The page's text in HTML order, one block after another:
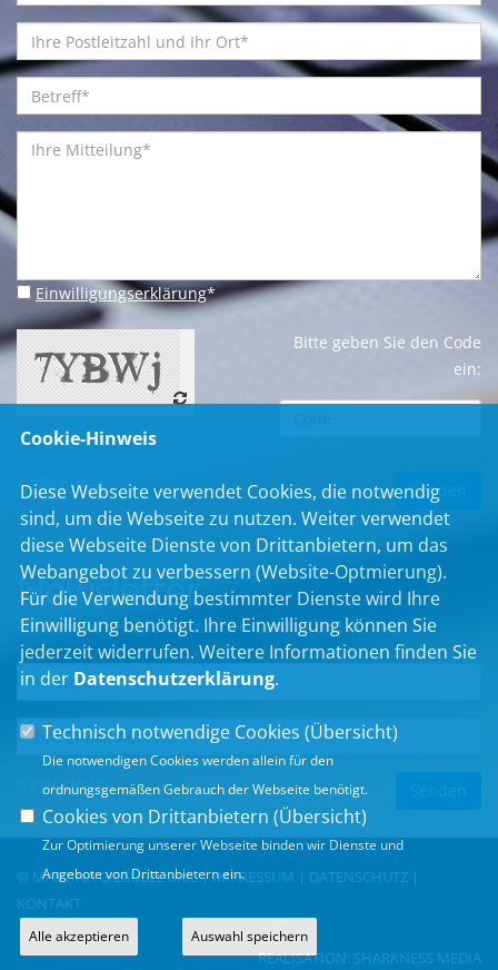
Einwilligungserklärung*
Bitte geben Sie den Code
ein:
* Pflichtfeld
Newsletter
Erhalten Sie Neuigkeiten aus dem Landtag und der Region.
* Pflichtfeld
© MARTINA GIEßÜBEL MdL |IMPRESSUM DATENSCHUTZ
KONTAKT
REALISATION: SHARKNESS MEDIA
Cookie-Hinweis
Diese Webseite verwendet Cookies, die notwendig
sind, um die Webseite zu nutzen. Weiter verwendet
diese Webseite Dienste von Drittanbietern, um das
Webangebot zu verbessern (Website-Optmierung).
Für die Verwendung bestimmter Dienste wird Ihre
Einwilligung benötigt. Ihre Einwilligung können Sie
jederzeit widerrufen. Weitere Informationen finden Sie
in der Datenschutzerklärung.
Technisch notwendige Cookies (Übersicht)
Die notwendigen Cookies werden allein für den
ordnungsgemäßen Gebrauch der Webseite benötigt.
Cookies von Drittanbietern (Übersicht)
Zur Optimierung unserer Webseite binden wir Dienste und
Angebote von Drittanbietern ein.
Alle akzeptieren Auswahl speichern